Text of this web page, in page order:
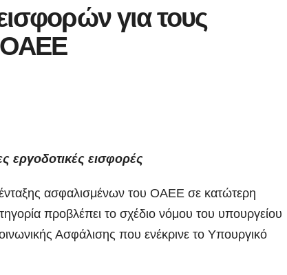
για τους
ΟΑΕΕ
εργοδοτικές εισφορές
ασφαλισμένων του ΟΑΕΕ σε κατώτερη
προβλέπει το σχέδιο νόμου του υπουργείου
Ασφάλισης που ενέκρινε το Υπουργικό